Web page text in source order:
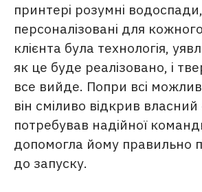
принтері розумні водоспади,
персоналізовані для
клієнта була технологія,
як це буде реалізовано, і
все вийде. Попри всі
він сміливо відкрив власний
потребував надійної
допомогла йому правильно
до запуску.